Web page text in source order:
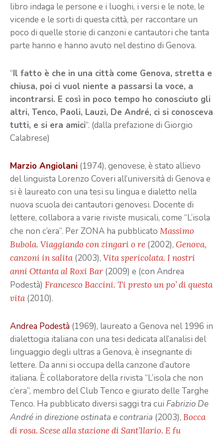
libro indaga le persone e i luoghi, i versi e le note, le
vicende e le sorti di questa città, per raccontare un
poco di quelle storie di canzoni e cantautori che tanta
parte hanno e hanno avuto nel destino di Genova.
“Il fatto è che in una città come Genova, stretta e
chiusa, poi ci vuol niente a passarsi la voce, a
incontrarsi. E così in poco tempo ho conosciuto gli
altri, Tenco, Paoli, Lauzi, De André, ci si conosceva
tutti, e si era amici“. (dalla prefazione di Giorgio
Calabrese)
Marzio Angiolani (1974), genovese, è stato allievo
del linguista Lorenzo Coveri all’università di Genova e
si è laureato con una tesi su lingua e dialetto nella
nuova scuola dei cantautori genovesi. Docente di
lettere, collabora a varie riviste musicali, come “L’isola
che non c’era”. Per ZONA ha pubblicato Massimo
Bubola. Viaggiando con zingari o re (2002), Genova,
canzoni in salita (2003), Vita spericolata. I nostri
anni Ottanta al Roxi Bar (2009) e (con Andrea
Podestà) Francesco Baccini. Ti presto un po’ di questa
vita (2010).
Andrea Podestà (1969), laureato a Genova nel 1996 in
dialettogia italiana con una tesi dedicata all’analisi del
linguaggio degli ultras a Genova, è insegnante di
lettere. Da anni si occupa della canzone d’autore
italiana. È collaboratore della rivista “L’isola che non
c’era”, membro del Club Tenco e giurato delle Targhe
Tenco. Ha pubblicato diversi saggi tra cui Fabrizio De
André in direzione ostinata e contraria (2003), Bocca
di rosa. Scese alla stazione di Sant’Ilario. E fu